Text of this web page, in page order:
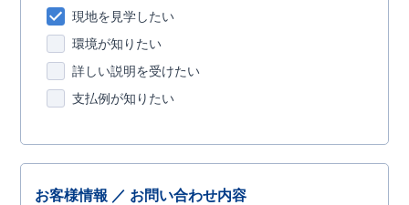
現地を見学したい
環境が知りたい
詳しい説明を受けたい
支払例が知りたい
お客様情報 ／ お問い合わせ内容